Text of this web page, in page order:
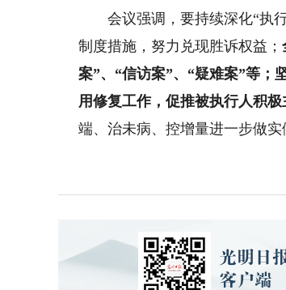
会议强调，要持续深化“执行
制度措施，努力兑现胜诉权益；
案”、“信访案”、“疑难案”等；
用修复工作，促推被执行人积
端、治未病、控增量进一步做实